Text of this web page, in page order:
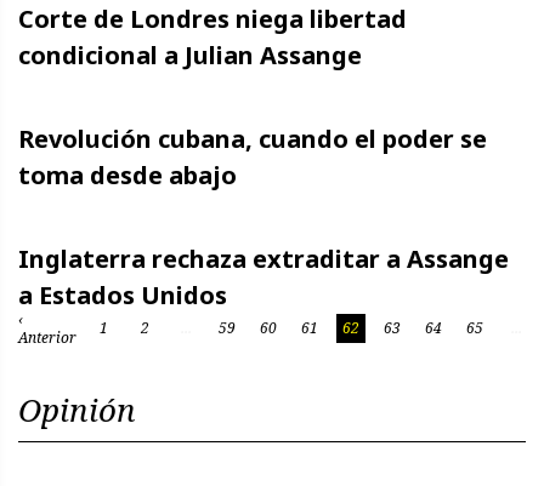
Corte de Londres niega libertad
condicional a Julian Assange
Revolución cubana, cuando el poder se
toma desde abajo
Inglaterra rechaza extraditar a Assange
a Estados Unidos
‹
Anterior
1 2 59 60 61 62 63 64 65
Opinión